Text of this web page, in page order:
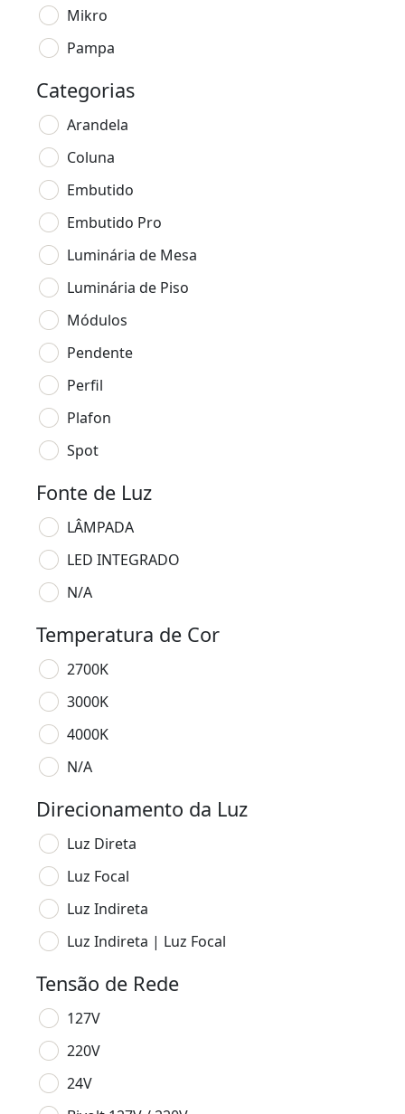
Mikro
Pampa
Categorias
Arandela
Coluna
Embutido
Embutido Pro
Luminária de Mesa
Luminária de Piso
Módulos
Pendente
Perfil
Plafon
Spot
Fonte de Luz
LÂMPADA
LED INTEGRADO
N/A
Temperatura de Cor
2700K
3000K
4000K
N/A
Direcionamento da Luz
Luz Direta
Luz Focal
Luz Indireta
Luz Indireta | Luz Focal
Tensão de Rede
127V
220V
24V